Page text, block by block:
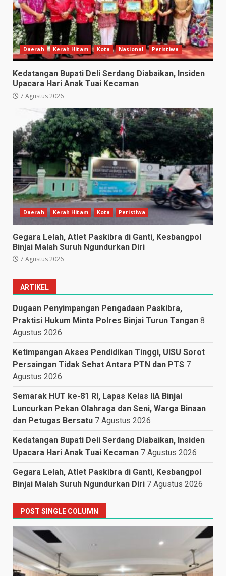
Daerah Kerah Hitam Kota Nasional Peristiwa
Kedatangan Bupati Deli Serdang Diabaikan, Insiden
Upacara Hari Anak Tuai Kecaman
7 Agustus 2026
Daerah Kerah Hitam Kota Peristiwa
Gegara Lelah, Atlet Paskibra di Ganti, Kesbangpol
Binjai Malah Suruh Ngundurkan Diri
7 Agustus 2026
ARTIKEL
Dugaan Penyimpangan Pengadaan Paskibra,
Praktisi Hukum Minta Polres Binjai Turun Tangan 8
Agustus 2026
Ketimpangan Akses Pendidikan Tinggi, UISU Sorot
Persaingan Tidak Sehat Antara PTN dan PTS 7
Agustus 2026
Semarak HUT ke-81 RI, Lapas Kelas IIA Binjai
Luncurkan Pekan Olahraga dan Seni, Warga Binaan
dan Petugas Bersatu 7 Agustus 2026
Kedatangan Bupati Deli Serdang Diabaikan, Insiden
Upacara Hari Anak Tuai Kecaman 7 Agustus 2026
Gegara Lelah, Atlet Paskibra di Ganti, Kesbangpol
Binjai Malah Suruh Ngundurkan Diri 7 Agustus 2026
POST SINGLE COLUMN